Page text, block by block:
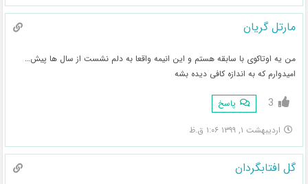
مارتل گریان
من یه اوتاکوی با سابقه هستم و این انیمه واقعا به دلم نشست از سال ها پیش…
امیدوارم که به اندازه کافی دیده بشه
3 پاسخ
اردیبهشت ۱, ۱۳۹۹ ۱:۰۶ ق.ظ
گل افتابگردان